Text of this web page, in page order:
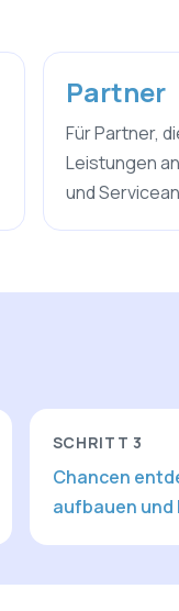
Partner
Für Partner,
Leistungen
und
SCHRITT 3
Chancen
aufbauen und